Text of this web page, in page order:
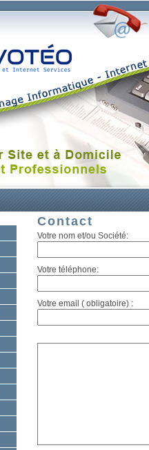
Contact
Votre nom et/ou Société:
Votre téléphone:
Votre email ( obligatoire) :